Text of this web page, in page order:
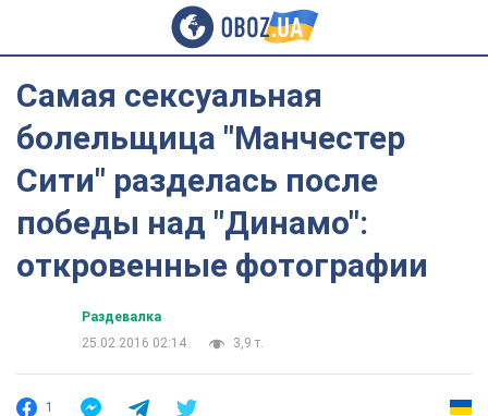
Самая сексуальная
болельщица "Манчестер
Сити" разделась после
победы над "Динамо":
откровенные фотографии
Раздевалка
25.02.2016 02:14
3,9 т.
1